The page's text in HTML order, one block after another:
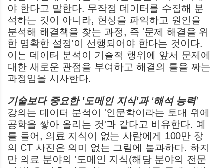
야 한다고 말한다. 무작정 데이터를 수집해 분
석하는 것이 아니라, 현상을 파악하고 원인을
분석해 해결책을 찾는 과정, 즉 '문제 해결을 위
한 명확한 설정'이 선행되어야 한다는 것이다.
이는 데이터 분석이 기술적 행위에 앞서 문제에
대한 새로운 관점을 부여하고 해결의 틀을 짜는
과정임을 시사한다.
기술보다 중요한 '도메인 지식'과 '해석 능력'
강의는 데이터 분석이 '인문학이라는 토대 위에
공학을 쌓아 올리는 것'과 같다고 비유한다. 예
를 들어, 의료 지식이 없는 사람에게 100만 장
의 CT 사진은 의미 없는 그림에 불과하다. 하지
만 의료 분야의 '도메인 지식(해당 분야의 전문